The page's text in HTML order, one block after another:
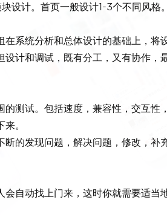
设计。首页一般设计1-3个不同风格。
系统分析和总体设计的基础上，将
计和调试，既有分工，又有协作，
测试。包括速度，兼容性，交互性
。
的发现问题，解决问题，修改，补
自动找上门来，这时你就需要适当